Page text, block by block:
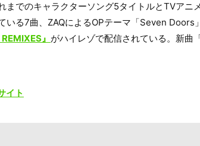
までのキャラクターソング5タイトルとTVアニ
いる7曲、ZAQによるOPテーマ「Seven Doors
』 がハイレゾで配信されている。新曲
イト